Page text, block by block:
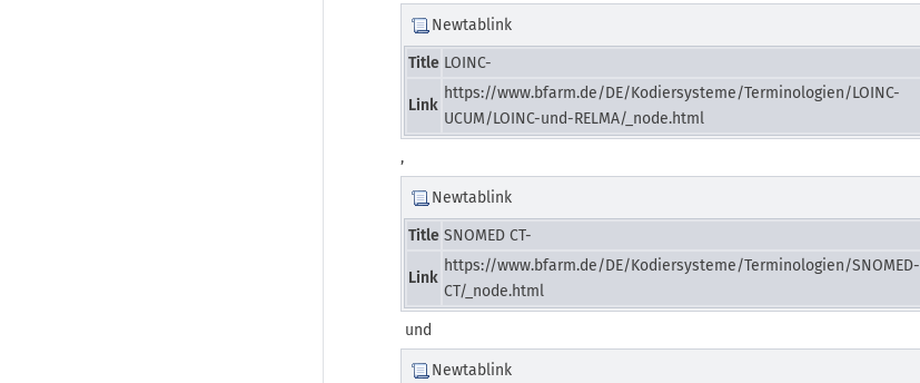
Newtablink
Title LOINC-
Link
https://www.bfarm.de/DE/Kodiersysteme/Terminologien/LOINC-
UCUM/LOINC-und-RELMA/_node.html
,
Newtablink
Title SNOMED CT-
Link
https://www.bfarm.de/DE/Kodiersysteme/Terminologien/SNOMED-
CT/_node.html
und
Newtablink